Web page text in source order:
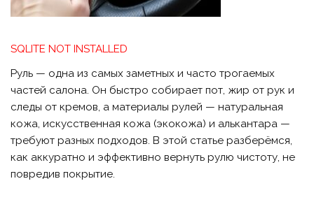
SQLITE NOT INSTALLED
Руль — одна из самых заметных и часто трогаемых
частей салона. Он быстро собирает пот, жир от рук и
следы от кремов, а материалы рулей — натуральная
кожа, искусственная кожа (экокожа) и алькантара —
требуют разных подходов. В этой статье разберёмся,
как аккуратно и эффективно вернуть рулю чистоту, не
повредив покрытие.